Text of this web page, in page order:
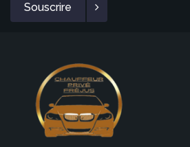
Souscrire